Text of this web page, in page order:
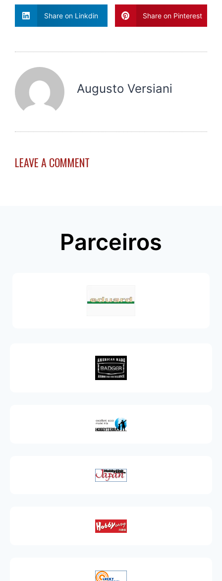
Share on Linkdin Share on Pinterest
Augusto Versiani
LEAVE A COMMENT
Parceiros